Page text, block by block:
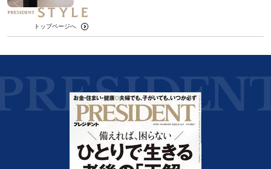
トップページへ